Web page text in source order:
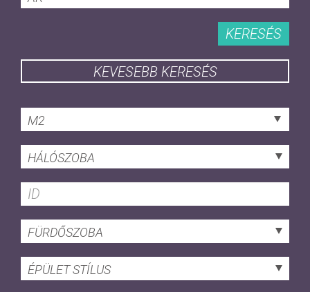
KERESÉS
KEVESEBB KERESÉS
M2
HÁLÓSZOBA
FÜRDŐSZOBA
ÉPÜLET STÍLUS